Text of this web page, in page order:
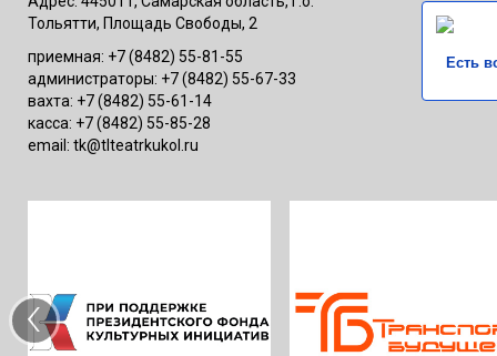
Тольятти, Площадь Свободы, 2
приемная: +7 (8482) 55-81-55
администраторы: +7 (8482) 55-67-33
вахта: +7 (8482) 55-61-14
касса: +7 (8482) 55-85-28
email: tk@tlteatrkukol.ru
Есть
‹